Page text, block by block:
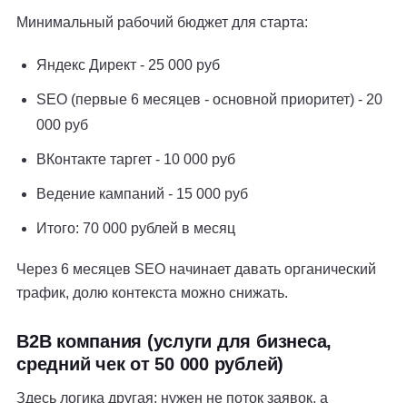
Минимальный рабочий бюджет для старта:
Яндекс Директ - 25 000 руб
SEO (первые 6 месяцев - основной приоритет) - 20
000 руб
ВКонтакте таргет - 10 000 руб
Ведение кампаний - 15 000 руб
Итого: 70 000 рублей в месяц
Через 6 месяцев SEO начинает давать органический
трафик, долю контекста можно снижать.
B2B компания (услуги для бизнеса,
средний чек от 50 000 рублей)
Здесь логика другая: нужен не поток заявок, а